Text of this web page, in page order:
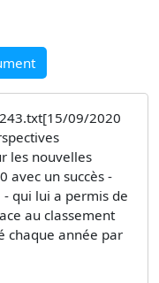
09/2020
les nouvelles
avec un succès -
qui lui a permis de
au classement
chaque année par